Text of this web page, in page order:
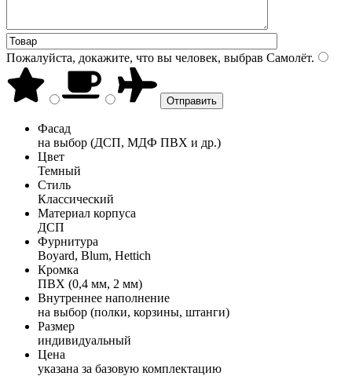
Пожалуйста, докажите, что вы человек, выбрав Самолёт.
Фасад
на выбор (ДСП, МДФ ПВХ и др.)
Цвет
Темный
Стиль
Классический
Материал корпуса
ДСП
Фурнитура
Boyard, Blum, Hettich
Кромка
ПВХ (0,4 мм, 2 мм)
Внутреннее наполнение
на выбор (полки, корзины, штанги)
Размер
индивидуальный
Цена
указана за базовую комплектацию